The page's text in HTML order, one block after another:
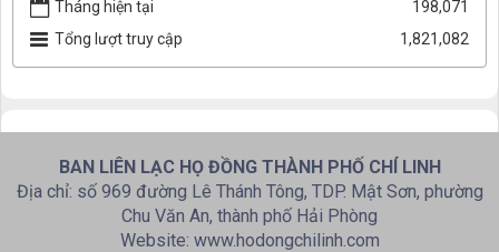
Tháng hiện tại
198,071
Tổng lượt truy cập
1,821,082
BAN LIÊN LẠC HỌ ĐỒNG THÀNH PHỐ CHÍ LINH
Địa chỉ: số 969 đường Lê Thánh Tông, TDP. Mật Sơn, phường
Chu Văn An, thành phố Hải Phòng
Website: www.hodongchilinh.com